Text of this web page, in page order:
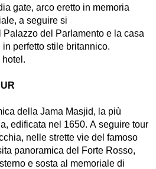
gate, arco eretto in memoria
a seguire si
Palazzo del Parlamento e la casa
perfetto stile britannico.
della Jama Masjid, la più
edificata nel 1650. A seguire tour
nelle strette vie del famoso
panoramica del Forte Rosso,
e sosta al memoriale di